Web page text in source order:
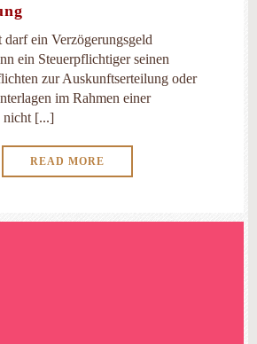
darf ein Verzögerungsgeld
ein Steuerpflichtiger seinen
zur Auskunftserteilung oder
im Rahmen einer
nicht [...]
READ MORE